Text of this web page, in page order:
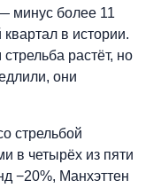
минус более 11
в истории.
растёт, но
они
стрельбой
в четырёх из пяти
−20%, Манхэттен